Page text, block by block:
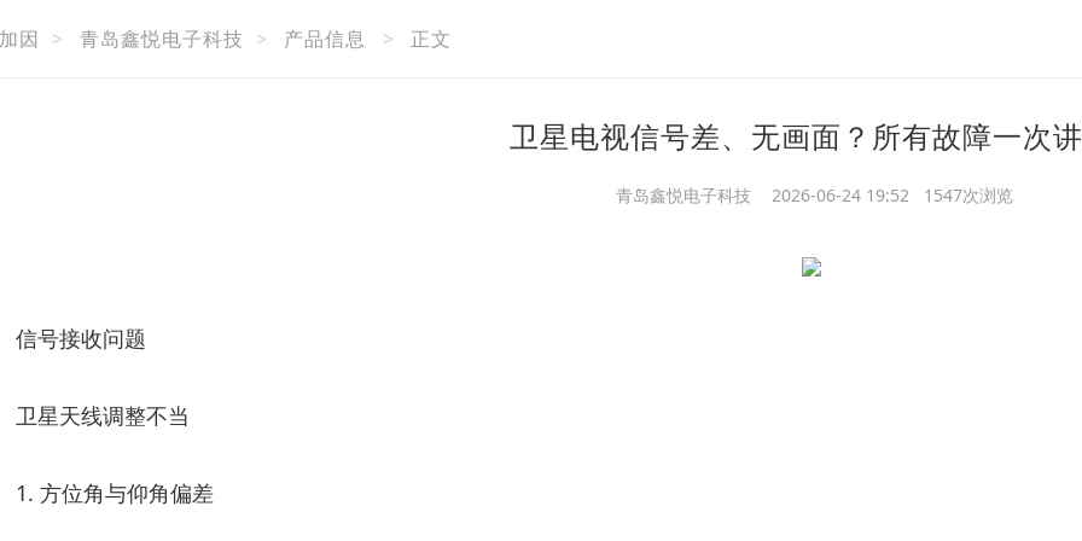
因 > 青岛鑫悦电子科技 > 产品信息 > 正文
卫星电视信号差、无画面？所有故障一次
青岛鑫悦电子科技 2026-06-24 19:52 1547次浏览
信号接收问题
卫星天线调整不当
1. 方位角与仰角偏差